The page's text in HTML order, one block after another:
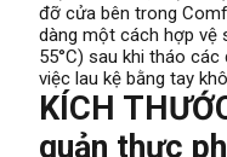
đỡ cửa bên trong
dàng một cách hợp vệ
55°C) sau khi tháo
việc lau kệ bằng tay
KÍCH
quản thực